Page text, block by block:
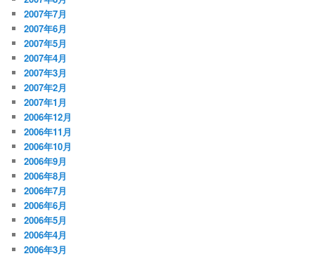
2007年7月
2007年6月
2007年5月
2007年4月
2007年3月
2007年2月
2007年1月
2006年12月
2006年11月
2006年10月
2006年9月
2006年8月
2006年7月
2006年6月
2006年5月
2006年4月
2006年3月